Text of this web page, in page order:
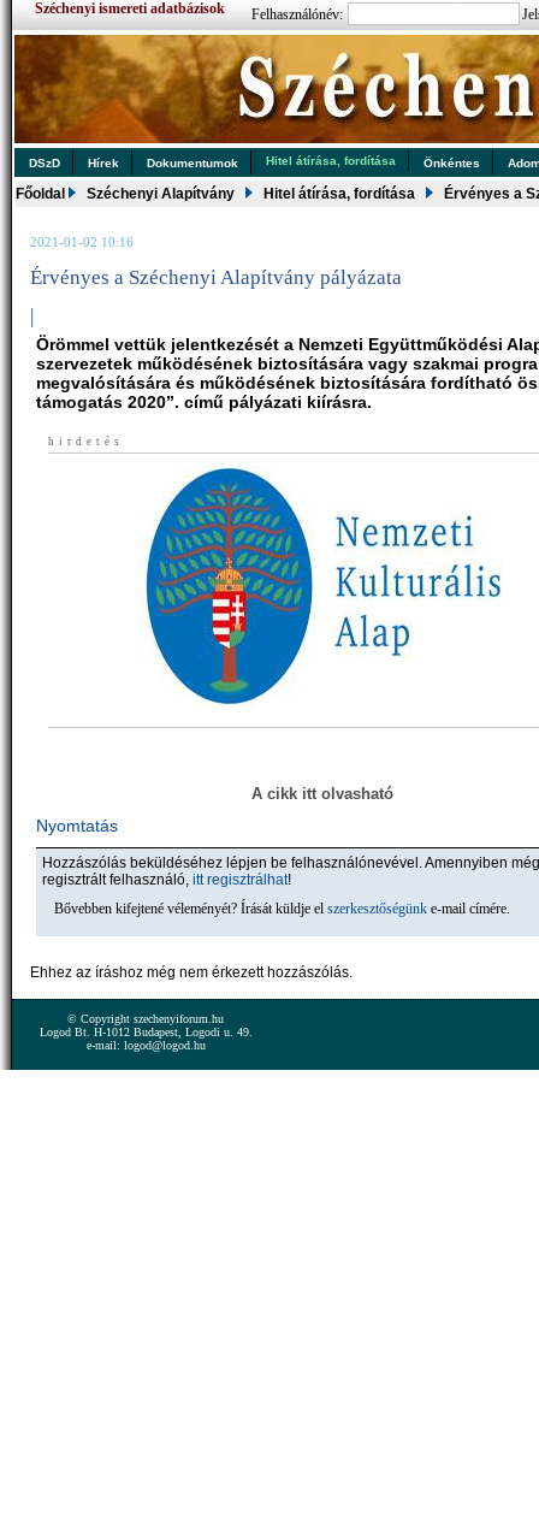
Széchenyi ismereti adatbázisok Felhasználónév:
DSzD Hírek Dokumentumok Hitel átírása, fordítása Önkéntes
Főoldal Széchenyi Alapítvány Hitel átírása, fordítása Érvényes a
2021-01-02 10:16
Érvényes a Széchenyi Alapítvány pályázata
|
Örömmel vettük jelentkezését a Nemzeti Együttműködési
szervezetek működésének biztosítására vagy szakmai
megvalósítására és működésének biztosítására fordítható
támogatás 2020”. című pályázati kiírásra.
hirdetés
A cikk itt olvasható
Nyomtatás
Hozzászólás beküldéséhez lépjen be felhasználónevével. Amennyiben
regisztrált felhasználó, itt regisztrálhat!
Bővebben kifejtené véleményét? Írását küldje el szerkesztőségünk e-mail címére.
Ehhez az íráshoz még nem érkezett hozzászólás.
© Copyright szechenyiforum.hu
Logod Bt. H-1012 Budapest, Logodi u. 49.
e-mail: logod@logod.hu